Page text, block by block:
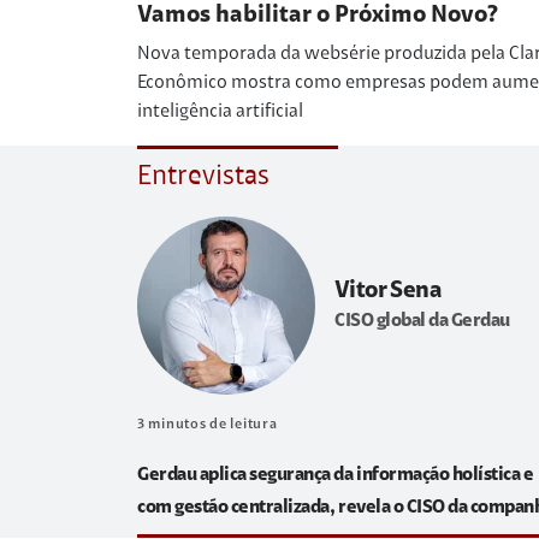
Vamos habilitar o Próximo Novo?
Nova temporada da websérie produzida pela
Econômico mostra como empresas podem
inteligência artificial
Entrevistas
Vitor Sena
CISO global da Gerdau
3 minutos de leitura
Gerdau aplica segurança da informação holística e
com gestão centralizada, revela o CISO da